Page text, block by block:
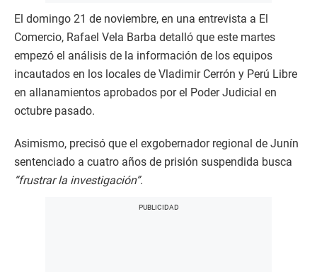
El domingo 21 de noviembre, en una entrevista a El
Comercio, Rafael Vela Barba detalló que este martes
empezó el análisis de la información de los equipos
incautados en los locales de Vladimir Cerrón y Perú Libre
en allanamientos aprobados por el Poder Judicial en
octubre pasado.
Asimismo, precisó que el exgobernador regional de Junín
sentenciado a cuatro años de prisión suspendida busca
“frustrar la investigación”.